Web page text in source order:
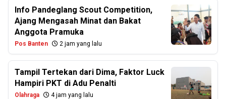
Info Pandeglang Scout Competition,
Ajang Mengasah Minat dan Bakat
Anggota Pramuka
Pos Banten 2 jam yang lalu
Tampil Tertekan dari Dima, Faktor Luck
Hampiri PKT di Adu Penalti
Olahraga 4 jam yang lalu